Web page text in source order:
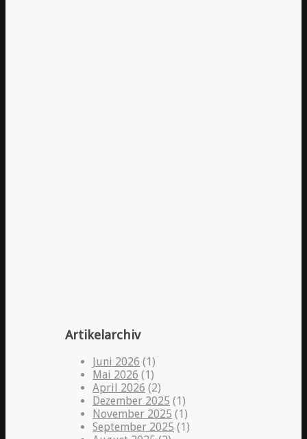
Artikelarchiv
Juni 2026 (1)
Mai 2026 (1)
April 2026 (2)
Dezember 2025 (1)
November 2025 (1)
September 2025 (1)